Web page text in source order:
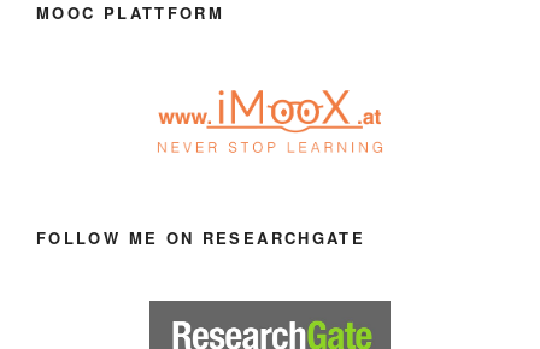
MOOC PLATTFORM
FOLLOW ME ON RESEARCHGATE